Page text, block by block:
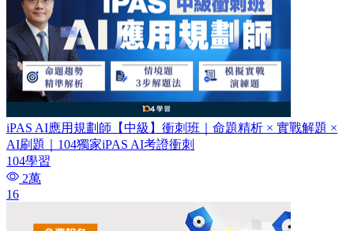
iPAS AI應用規劃師【中級】衝刺班｜命題精析 × 實戰解題 ×
AI刷題​｜104獨家iPAS AI考證衝刺
104學習
2萬
16